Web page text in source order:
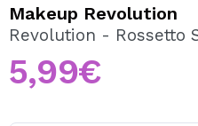
Creando un account su
acquisti velocemente,
consultare le tue operazioni
Makeup Revolution
Revolution - Rossetto
5,99€